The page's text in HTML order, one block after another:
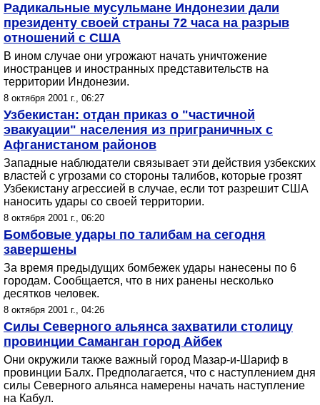
Радикальные мусульмане Индонезии дали
президенту своей страны 72 часа на разрыв
отношений с США
В ином случае они угрожают начать уничтожение
иностранцев и иностранных представительств на
территории Индонезии.
8 октября 2001 г., 06:27
Узбекистан: отдан приказ о "частичной
эвакуации" населения из приграничных с
Афганистаном районов
Западные наблюдатели связывает эти действия узбекских
властей с угрозами со стороны талибов, которые грозят
Узбекистану агрессией в случае, если тот разрешит США
наносить удары со своей территории.
8 октября 2001 г., 06:20
Бомбовые удары по талибам на сегодня
завершены
За время предыдущих бомбежек удары нанесены по 6
городам. Сообщается, что в них ранены несколько
десятков человек.
8 октября 2001 г., 04:26
Силы Северного альянса захватили столицу
провинции Саманган город Айбек
Они окружили также важный город Мазар-и-Шариф в
провинции Балх. Предполагается, что с наступлением дня
силы Северного альянса намерены начать наступление
на Кабул.